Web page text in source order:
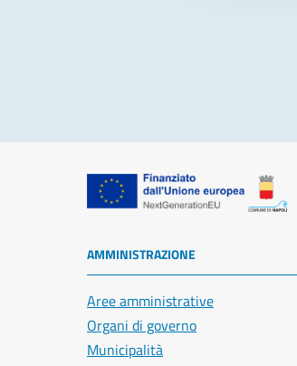
AMMINISTRAZIONE
Aree amministrative
Organi di governo
Municipalità